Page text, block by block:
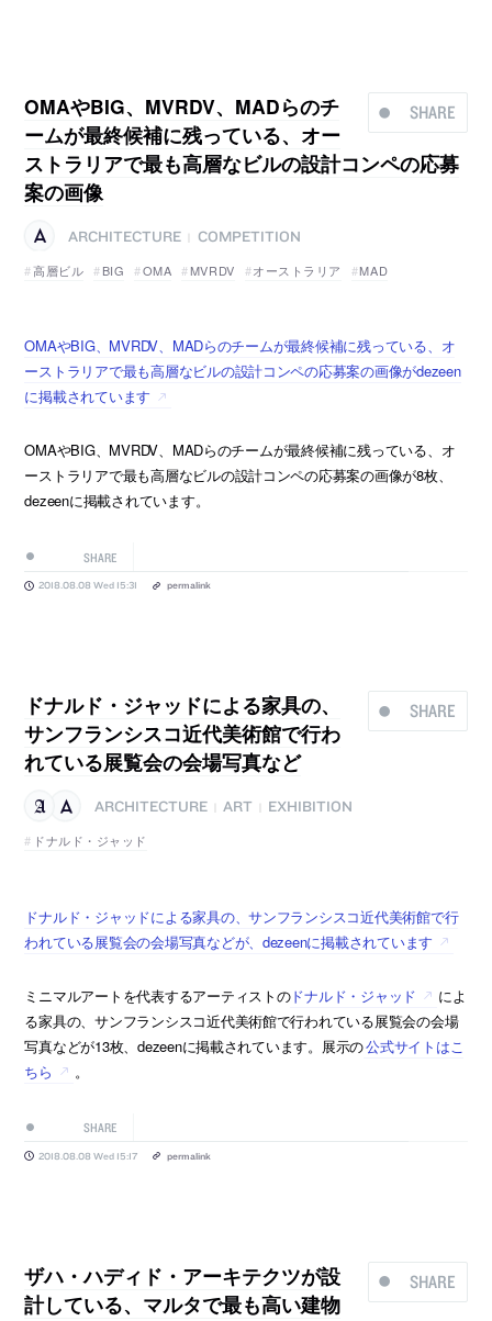
SHARE
OMAやBIG、MVRDV、MADらのチ
ームが最終候補に残っている、オー
ストラリアで最も高層なビルの設計コンペの応募
案の画像
ARCHITECTURE
COMPETITION
高層ビル
BIG OMA MVRDV オーストラリア MAD
OMAやBIG、MVRDV、MADらのチームが最終候補に残っている、オ
ーストラリアで最も高層なビルの設計コンペの応募案の画像がdezeen
に掲載されています
OMAやBIG、MVRDV、MADらのチームが最終候補に残っている、オ
ーストラリアで最も高層なビルの設計コンペの応募案の画像が8枚、
dezeenに掲載されています。
SHARE
2018.08.08 Wed 15:31 permalink
SHARE
ドナルド・ジャッドによる家具の、
サンフランシスコ近代美術館で行わ
れている展覧会の会場写真など
ARCHITECTURE ART
EXHIBITION
ドナルド・ジャッド
ドナルド・ジャッドによる家具の、サンフランシスコ近代美術館で行
われている展覧会の会場写真などが、dezeenに掲載されています
ミニマルアートを代表するアーティストのドナルド・ジャッド
によ
る家具の、サンフランシスコ近代美術館で行われている展覧会の会場
写真などが13枚、dezeenに掲載されています。展示の公式サイトはこ
ちら
。
SHARE
2018.08.08 Wed 15:17 permalink
SHARE
ザハ・ハディド・アーキテクツが設
計している、マルタで最も高い建物